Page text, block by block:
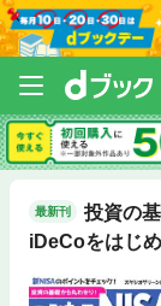
最新刊
投資の
iDeCoをはじ